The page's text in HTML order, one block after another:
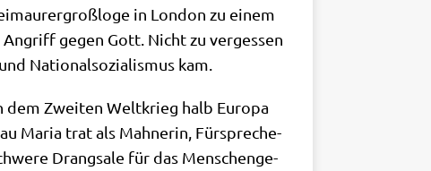
in Lon­don zu einem
gegen Gott. Nicht zu ver­ges­sen
Natio­nal­so­zia­lis­mus kam.
Zwei­ten Welt­krieg halb Euro­pa
Maria trat als Mah­ne­rin, Für­spre­che­
Drang­sa­le für das Men­schen­ge­